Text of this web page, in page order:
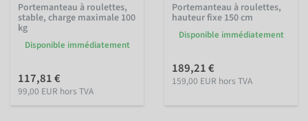
Portemanteau à roulettes,
stable, charge maximale 100
kg
Disponible immédiatement
117,81 €
99,00 EUR hors TVA
Portemanteau à roulettes,
hauteur fixe 150 cm
Disponible immédiatement
189,21 €
159,00 EUR hors TVA